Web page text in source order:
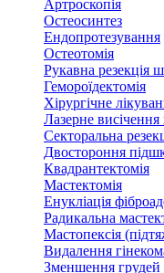
Артроскопія
Остеосинтез
Ендопротезування
Остеотомія
Рукавна резекція
Гемороїдектомія
Хірургічне
Лазерне висічення
Секторальна
Двостороння
Квадрантектомія
Мастектомія
Енукліація
Радикальна
Мастопексія
Видалення
Зменшення